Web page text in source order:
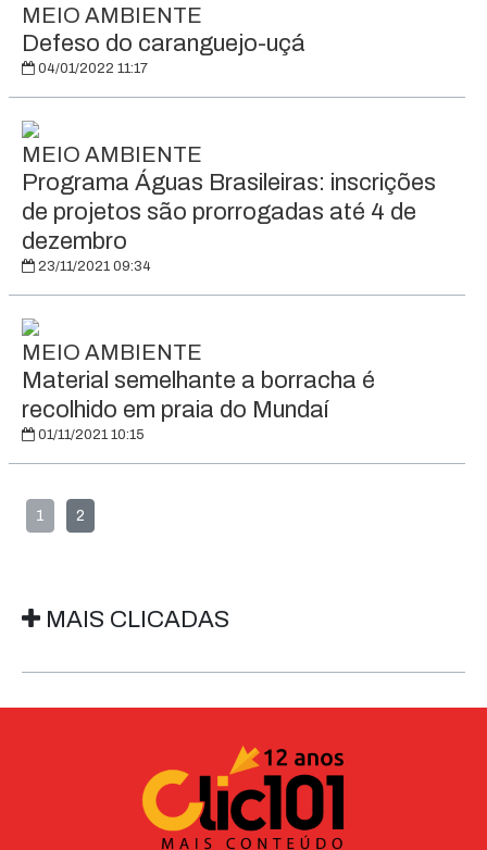
MEIO AMBIENTE
Defeso do caranguejo-uçá
04/01/2022 11:17
MEIO AMBIENTE
Programa Águas Brasileiras: inscrições
de projetos são prorrogadas até 4 de
dezembro
23/11/2021 09:34
MEIO AMBIENTE
Material semelhante a borracha é
recolhido em praia do Mundaí
01/11/2021 10:15
1 2
MAIS CLICADAS